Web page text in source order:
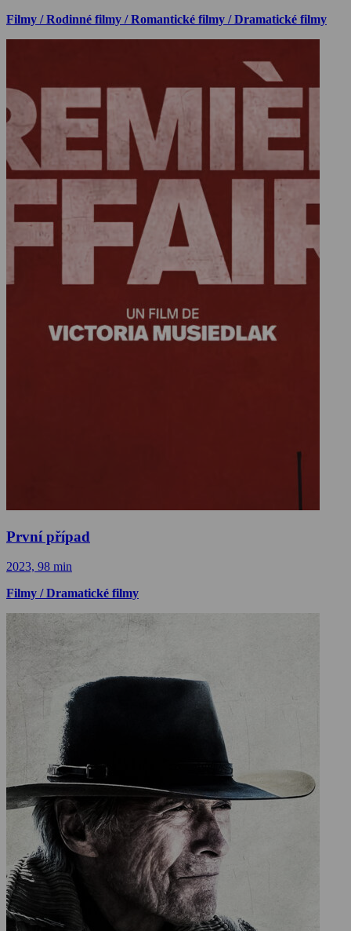
Filmy / Rodinné filmy / Romantické filmy / Dramatické filmy
První případ
2023, 98 min
Filmy / Dramatické filmy